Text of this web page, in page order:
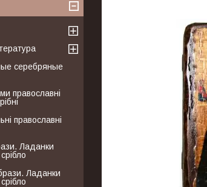
серебряные
православні
православні
Ладанки
Ладанки